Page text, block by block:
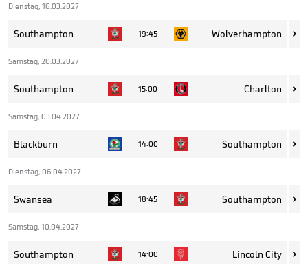
Dienstag, 16.03.2027
Southampton 19:45 Wolverhampton 
Samstag, 20.03.2027
Southampton 15:00 Charlton 
Samstag, 03.04.2027
Blackburn 14:00 Southampton 
Dienstag, 06.04.2027
Swansea 18:45 Southampton 
Samstag, 10.04.2027
Southampton 14:00 Lincoln City 